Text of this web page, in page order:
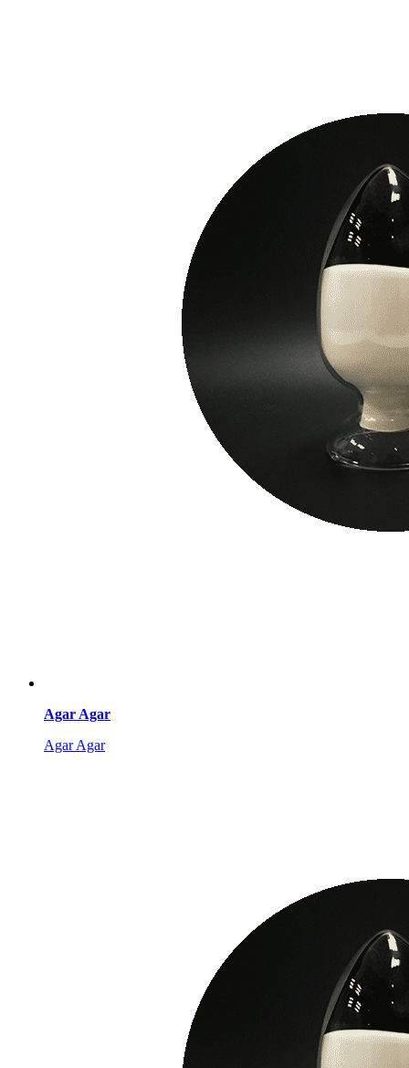
Agar Agar
Agar Agar